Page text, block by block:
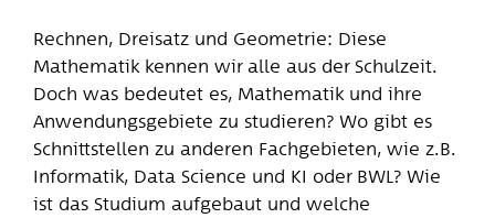
Technik
Sinne des Wortes im Dunkeln. Wir geben
Einblicke in die verschiedenen Facetten der
Studiengänge und Anwendungsbereiche in
Unternehmen.
Zum Talk Talk merken
Rechnen, Dreisatz und Geometrie: Diese
Mathematik kennen wir alle aus der Schulzeit.
Doch was bedeutet es, Mathematik und ihre
Anwendungsgebiete zu studieren? Wo gibt es
Schnittstellen zu anderen Fachgebieten, wie z.B.
Informatik, Data Science und KI oder BWL? Wie
ist das Studium aufgebaut und welche